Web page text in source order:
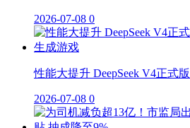
2026-07-08 0
性能大提升 DeepSeek V4正式
2026-07-08 0